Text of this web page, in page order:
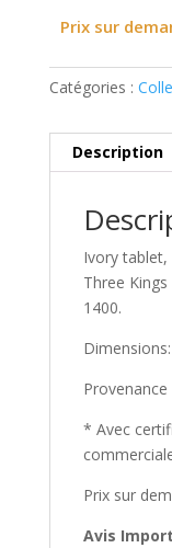
Prix sur
Catégories :
Description
Ivory
Three
1400.
* Avec
Prix sur
Avis